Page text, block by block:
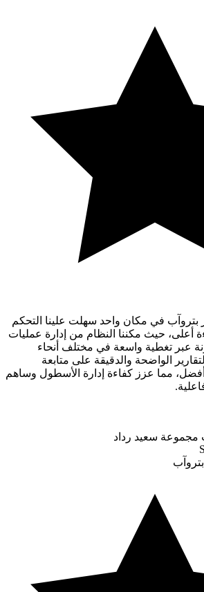
بتروآب في مكان واحد سهلت علينا التحكم
أعلى، حيث مكننا النظام من إدارة عمليات
عبر تغطية واسعة في مختلف أنحاء
الواضحة والدقيقة على متابعة
مما عزز كفاءة إدارة الأسطول وساهم
مجموعة سعيد رداد